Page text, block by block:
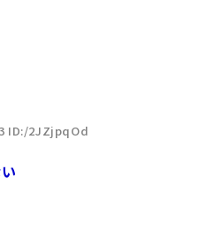
ID:/2JZjpqOd